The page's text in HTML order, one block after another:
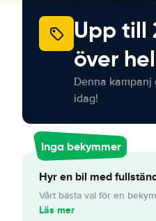
Upp till
över
Denna kampanj
idag!
Inga bekymmer
Hyr en bil med
Vårt bästa val för en
Läs mer